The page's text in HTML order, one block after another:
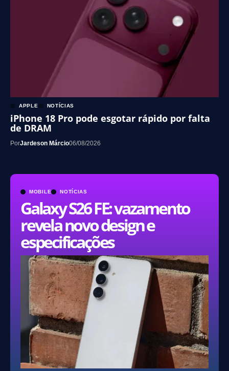
MOBILE NOTÍCIAS
Galaxy S26 FE: vazamento
revela novo design e
especificações
APPLE NOTÍCIAS
iPhone 18 Pro pode esgotar rápido por falta
de DRAM
PorJardeson Márcio06/08/2026